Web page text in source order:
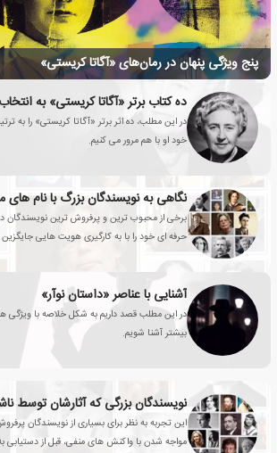
پنج ویژگی پنهان در رمان‌های «آگاتا کریستی»
ده کتاب برتر «آگاتا کریستی» به
در این مطلب، ده اثر برتر «آگاتا کریستی» را به
خود او با هم مرور می کنیم.
نگاهی به نویسندگان بزرگ با نام های
برخی از محبوب ترین و پرفروش ترین نویسندگان
حرفه ای خود را با به کارگیری هویت هایی
آشنایی با عناصر «داستان نوآر»
بیشتر آشنا شویم.
نویسندگان بزرگی که آثارشان توسط
این تجربه به نظر برای بسیاری از نویسندگان
مواجه شدن با واکنش های منفی، قبل از دستیابی